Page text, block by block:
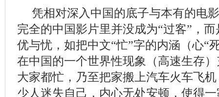
凭相对深入中国的底子与本有的电
完全的中国影片里并没成为“过客”，
优与忧，如把中文“忙”字的内涵（心“
在中国的一个世界性现象（高速生存
大家都忙，乃至把家搬上汽车火车飞
少人迷失自己，内心无处安顿，使得